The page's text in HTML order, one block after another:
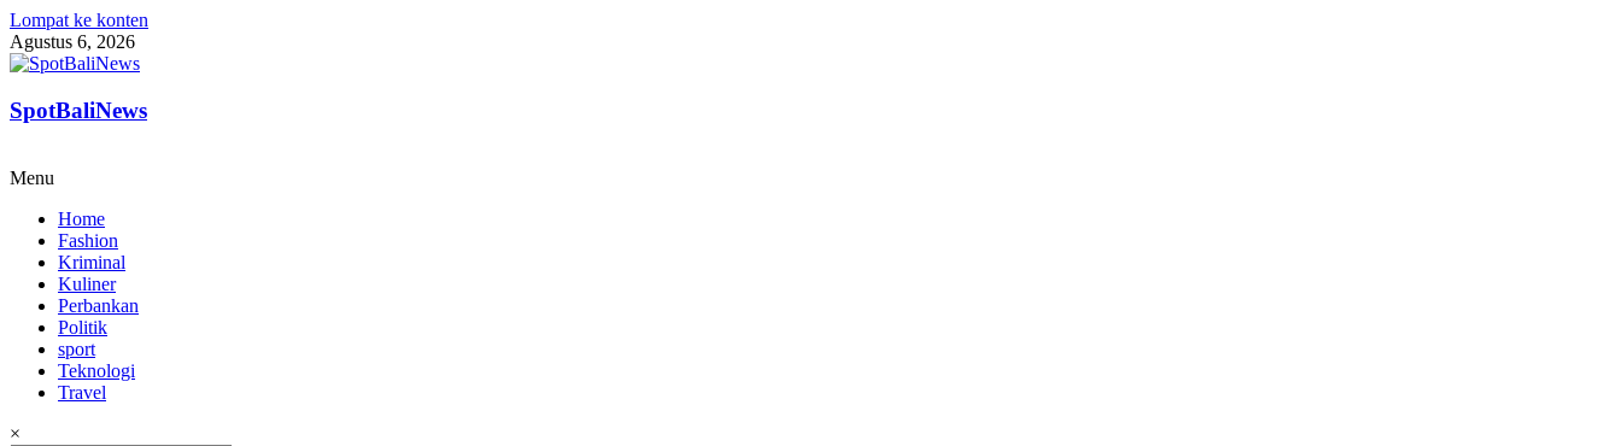
Lompat ke konten
Agustus 6, 2026
SpotBaliNews
Menu
Home
Fashion
Kriminal
Kuliner
Perbankan
Politik
sport
Teknologi
Travel
×